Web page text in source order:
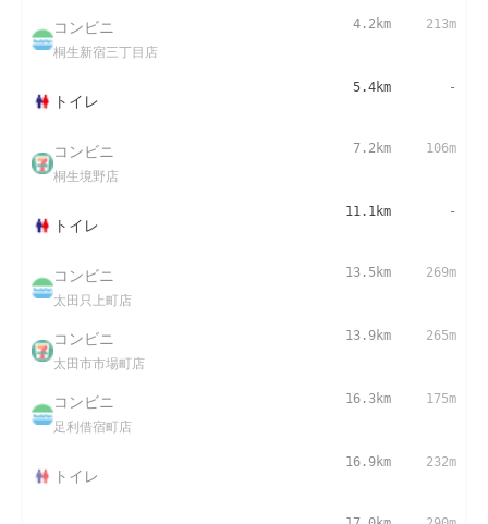
コンビニ
桐生新宿三丁目店
4.2km 213m
トイレ
5.4km -
コンビニ
桐生境野店
7.2km 106m
トイレ
11.1km -
コンビニ
太田只上町店
13.5km 269m
コンビニ
太田市市場町店
13.9km 265m
コンビニ
足利借宿町店
16.3km 175m
トイレ
16.9km 232m